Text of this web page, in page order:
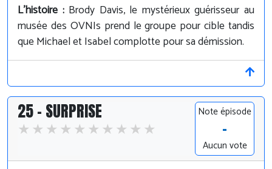
L'histoire : Brody Davis, le mystérieux guérisseur au
musée des OVNIs prend le groupe pour cible tandis
que Michael et Isabel complotte pour sa démission.
25 - SURPRISE Note épisode
-
Aucun vote